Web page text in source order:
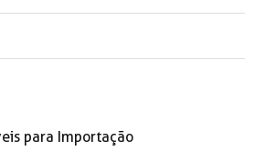
para Importação